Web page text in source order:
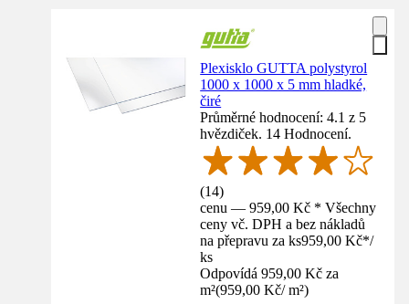
Plexisklo GUTTA polystyrol
1000 x 1000 x 5 mm hladké,
čiré
Průměrné hodnocení: 4.1 z 5
hvězdiček. 14 Hodnocení.
(14)
cenu — 959,00 Kč * Všechny
ceny vč. DPH a bez nákladů
na přepravu za ks959,00 Kč*/
ks
Odpovídá 959,00 Kč za
m²(959,00 Kč/ m²)